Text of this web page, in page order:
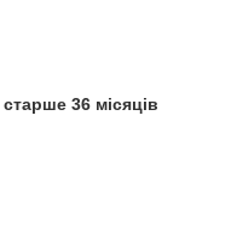
36 місяців